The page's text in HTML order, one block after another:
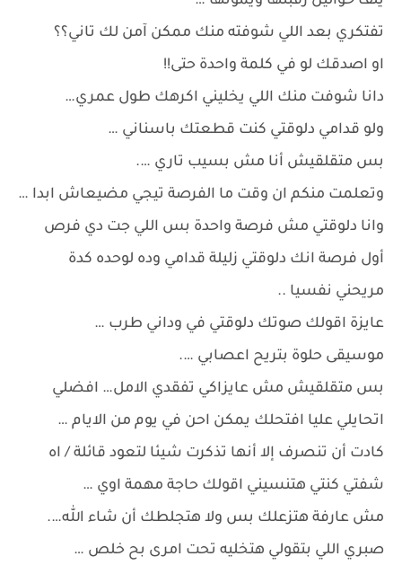
تفتكري بعد اللي شوفته منك ممكن آمن لك تاني؟؟
او اصدقك لو في كلمة واحدة حتى!!
دانا شوفت منك اللي يخليني اكرهك طول عمري…
ولو قدامي دلوقتي كنت قطعتك باسناني …
بس متقلقيش أنا مش بسيب تاري ….
وتعلمت منكم ان وقت ما الفرصة تيجي مضيعاش ابدا …
وانا دلوقتي مش فرصة واحدة بس اللي جت دي فرص
أول فرصة انك دلوقتي زليلة قدامي وده لوحده كدة
مريحني نفسيا ..
عايزة اقولك صوتك دلوقتي في وداني طرب …
موسيقى حلوة بتريح اعصابي ….
بس متقلقيش مش عايزاكي تفقدي الامل… افضلي
اتحايلي عليا افتحلك يمكن احن في يوم من الايام …
كادت أن تنصرف إلا أنها تذكرت شيئا لتعود قائلة / اه
شفتي كنتي هتنسيني اقولك حاجة مهمة اوي …
مش عارفة هتزعلك بس ولا هتجلطك أن شاء الله….
صبري اللي بتقولي هتخليه تحت امرى بح خلص …